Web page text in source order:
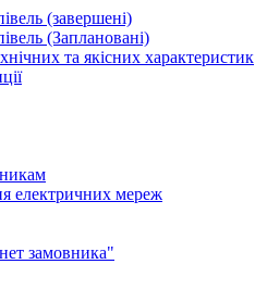
(завершені)
(Заплановані)
та якісних характеристик
електричних мереж
замовника"